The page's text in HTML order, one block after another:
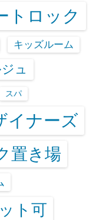
トロック
キッズルーム
ュ
スパ
イナーズ
置き場
ト可